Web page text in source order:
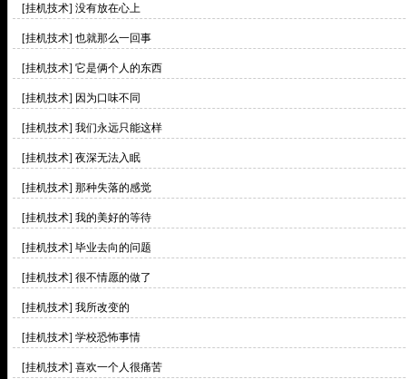
[挂机技术] 没有放在心上
[挂机技术] 也就那么一回事
[挂机技术] 它是俩个人的东西
[挂机技术] 因为口味不同
[挂机技术] 我们永远只能这样
[挂机技术] 夜深无法入眠
[挂机技术] 那种失落的感觉
[挂机技术] 我的美好的等待
[挂机技术] 毕业去向的问题
[挂机技术] 很不情愿的做了
[挂机技术] 我所改变的
[挂机技术] 学校恐怖事情
[挂机技术] 喜欢一个人很痛苦